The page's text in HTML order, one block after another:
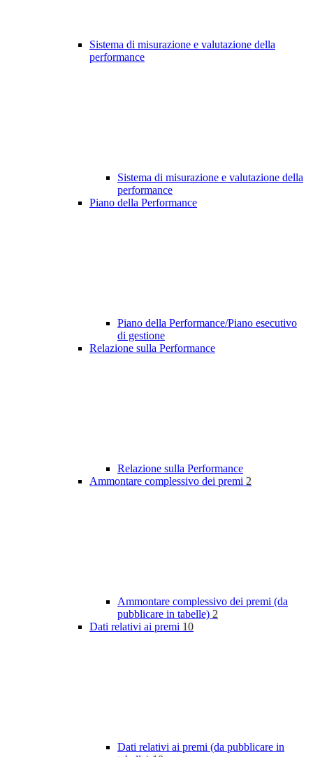
Sistema di misurazione e valutazione della
performance
Sistema di misurazione e valutazione della
performance
Piano della Performance
Piano della Performance/Piano esecutivo
di gestione
Relazione sulla Performance
Relazione sulla Performance
Ammontare complessivo dei premi 2
Ammontare complessivo dei premi (da
pubblicare in tabelle) 2
Dati relativi ai premi 10
Dati relativi ai premi (da pubblicare in